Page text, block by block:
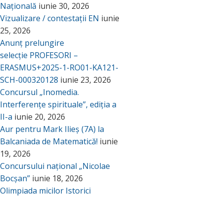
Națională iunie 30, 2026
Vizualizare / contestații EN iunie
25, 2026
Anunț prelungire
selecție PROFESORI –
ERASMUS+2025-1-RO01-KA121-
SCH-000320128 iunie 23, 2026
Concursul „Inomedia.
Interferențe spirituale”, ediția a
II-a iunie 20, 2026
Aur pentru Mark Ilieș (7A) la
Balcaniada de Matematică! iunie
19, 2026
Concursului național „Nicolae
Bocșan” iunie 18, 2026
Olimpiada micilor Istorici